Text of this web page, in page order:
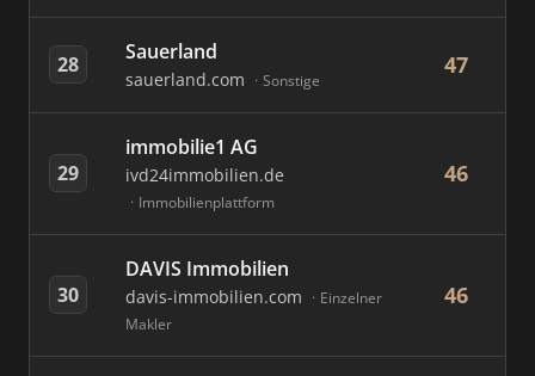
28 Sauerland
sauerland.com Sonstige
47
29
immobilie1 AG
ivd24immobilien.de
Immobilienplattform
46
30
DAVIS Immobilien
davis-immobilien.com
Einzelner
Makler
46